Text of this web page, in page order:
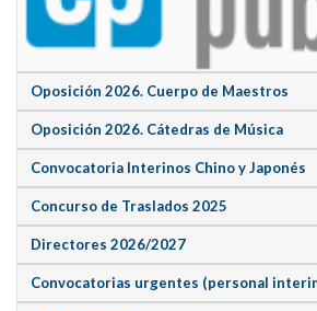
Oposición 2026. Cuerpo de Maestros
Oposición 2026. Cátedras de Música
Convocatoria Interinos Chino y Japonés
Concurso de Traslados 2025
Directores 2026/2027
Convocatorias urgentes (personal